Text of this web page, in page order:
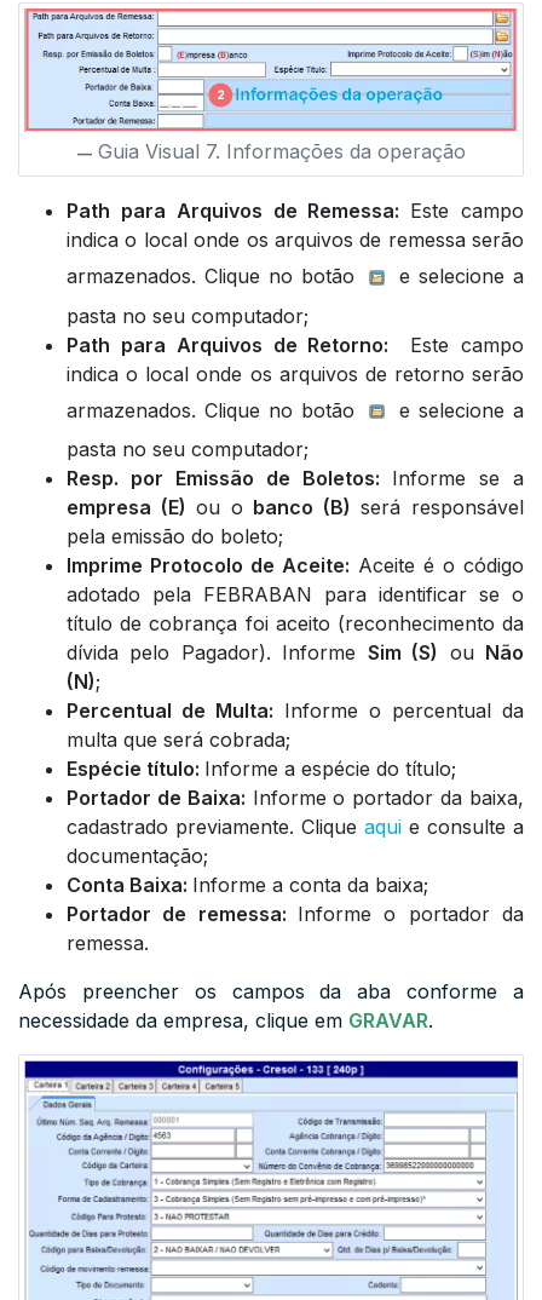
Guia Visual 7. Informações da operação
Path para Arquivos de Remessa: Este campo
indica o local onde os arquivos de remessa serão
armazenados. Clique no botão
e selecione a
pasta no seu computador;
Path para Arquivos de Retorno: Este campo
indica o local onde os arquivos de retorno serão
armazenados. Clique no botão
e selecione a
pasta no seu computador;
Resp. por Emissão de Boletos: Informe se a
empresa (E) ou o banco (B) será responsável
pela emissão do boleto;
Imprime Protocolo de Aceite: Aceite é o código
adotado pela FEBRABAN para identificar se o
título de cobrança foi aceito (reconhecimento da
dívida pelo Pagador). Informe Sim (S) ou Não
(N);
Percentual de Multa: Informe o percentual da
multa que será cobrada;
Espécie título: Informe a espécie do título;
Portador de Baixa: Informe o portador da baixa,
cadastrado previamente. Clique aqui e consulte a
documentação;
Conta Baixa: Informe a conta da baixa;
Portador de remessa: Informe o portador da
remessa.
Após preencher os campos da aba conforme a
necessidade da empresa, clique em GRAVAR.